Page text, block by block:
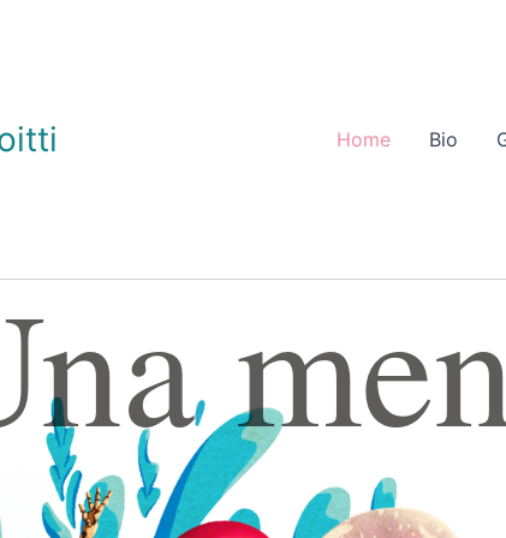
Home Bio